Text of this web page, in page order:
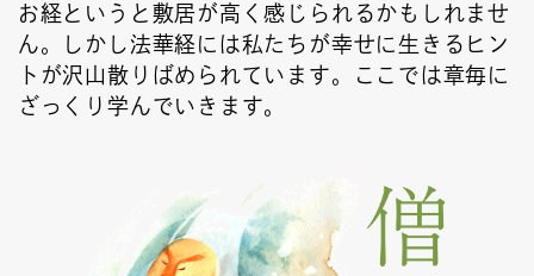
お経というと敷居が高く感じられるかもしれませ
ん。しかし法華経には私たちが幸せに生きるヒン
トが沢山散りばめられています。ここでは章毎に
ざっくり学んでいきます。